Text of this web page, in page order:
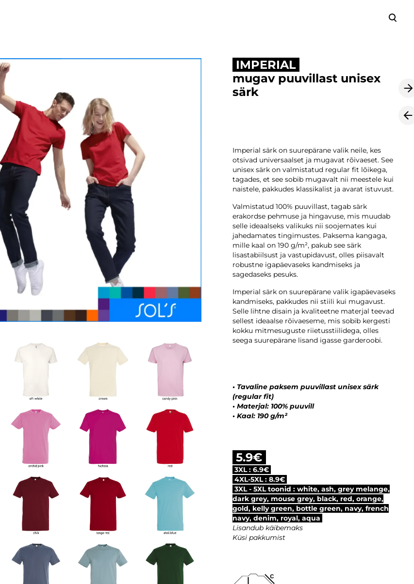
IMPERIAL
mugav puuvillast unisex
särk
Imperial särk on suurepärane valik neile, kes
otsivad universaalset ja mugavat rõivaeset. See
unisex särk on valmistatud regular fit lõikega,
tagades, et see sobib mugavalt nii meestele kui
naistele, pakkudes klassikalist ja avarat istuvust.
Valmistatud 100% puuvillast, tagab särk
erakordse pehmuse ja hingavuse, mis muudab
selle ideaalseks valikuks nii soojemates kui
jahedamates tingimustes. Paksema kangaga,
mille kaal on 190 g/m², pakub see särk
lisastabiilsust ja vastupidavust, olles piisavalt
robustne igapäevaseks kandmiseks ja
sagedaseks pesuks.
Imperial särk on suurepärane valik igapäevaseks
kandmiseks, pakkudes nii stiili kui mugavust.
Selle lihtne disain ja kvaliteetne materjal teevad
sellest ideaalse rõivaeseme, mis sobib kergesti
kokku mitmesuguste riietusstiilidega, olles
seega suurepärane lisand igasse garderoobi.
• Tavaline paksem puuvillast unisex särk
(regular fit)
• Materjal: 100% puuvill
• Kaal: 190 g/m²
5.9€
3XL : 6.9€
4XL-5XL : 8.9€
3XL - 5XL toonid : white, ash, grey melange,
dark grey, mouse grey, black, red, orange,
gold, kelly green, bottle green, navy, french
navy,denim, royal, aqua
Lisandub käibemaks
Küsi pakkumist